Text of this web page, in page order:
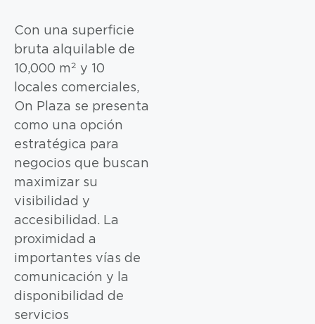
Con una superficie
bruta alquilable de
10,000 m² y 10
locales comerciales,
On Plaza se presenta
como una opción
estratégica para
negocios que buscan
maximizar su
visibilidad y
accesibilidad. La
proximidad a
importantes vías de
comunicación y la
disponibilidad de
servicios